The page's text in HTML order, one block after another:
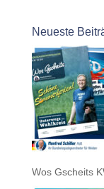
Neueste
Wos Gscheits